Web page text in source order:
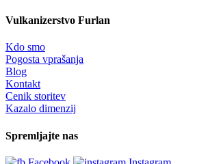
Vulkanizerstvo Furlan
Kdo smo
Pogosta vprašanja
Blog
Kontakt
Cenik storitev
Kazalo dimenzij
Spremljajte nas